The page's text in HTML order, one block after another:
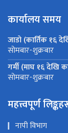
कार्यालय समय
जाडो (कार्तिक १६
सोमबार-शुक्रबार
गर्मी (माघ १६ देखि
सोमबार-शुक्रबार
महत्त्वपूर्ण
नापी विभाग